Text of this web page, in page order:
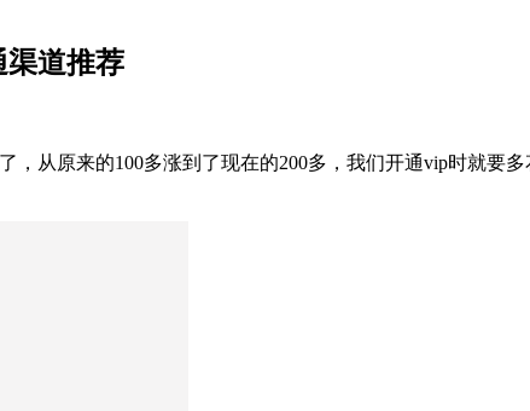
渠道推荐
从原来的100多涨到了现在的200多，我们开通vip时就要